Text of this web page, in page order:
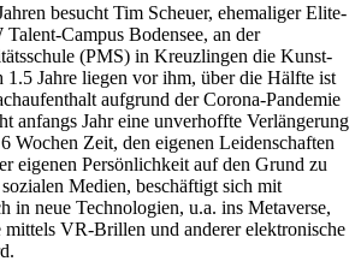
besucht Tim Scheuer, ehemaliger Elite-
Campus Bodensee, an der
(PMS) in Kreuzlingen die Kunst-
1.5 Jahre liegen vor ihm, über die Hälfte ist
aufgrund der Corona-Pandemie
anfangs Jahr eine unverhoffte Verlängerung
Wochen Zeit, den eigenen Leidenschaften
eigenen Persönlichkeit auf den Grund zu
Medien, beschäftigt sich mit
in neue Technologien, u.a. ins Metaverse,
VR-Brillen und anderer elektronische